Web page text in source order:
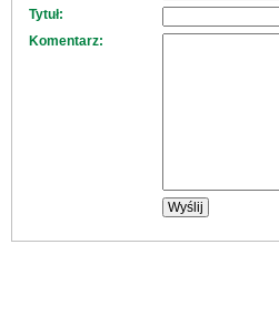
Tytuł:
Komentarz: